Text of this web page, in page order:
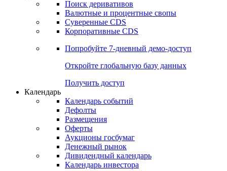
Поиск деривативов
Валютные и процентные свопы
Суверенные CDS
Корпоративные CDS
Попробуйте 7-дневный демо-доступ
Откройте глобальную базу данных
Получить доступ
Календарь
Календарь событий
Дефолты
Размещения
Оферты
Аукционы госбумаг
Денежный рынок
Дивидендный календарь
Календарь инвестора